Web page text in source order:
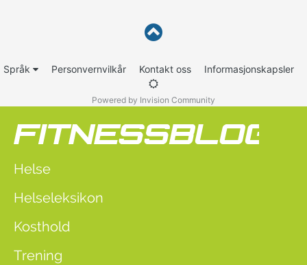
Språk Personvernvilkår Kontakt oss Informasjonskapsler
Powered by Invision Community
Helse
Helseleksikon
Kosthold
Trening